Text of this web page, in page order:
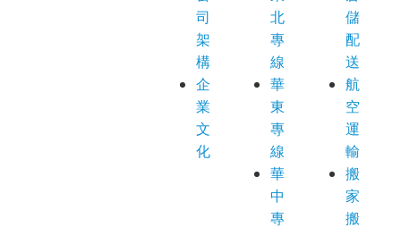
司
架
構
企
業
文
化
北
專
線
華
東
專
線
華
中
專
儲
配
送
航
空
運
輸
搬
家
搬